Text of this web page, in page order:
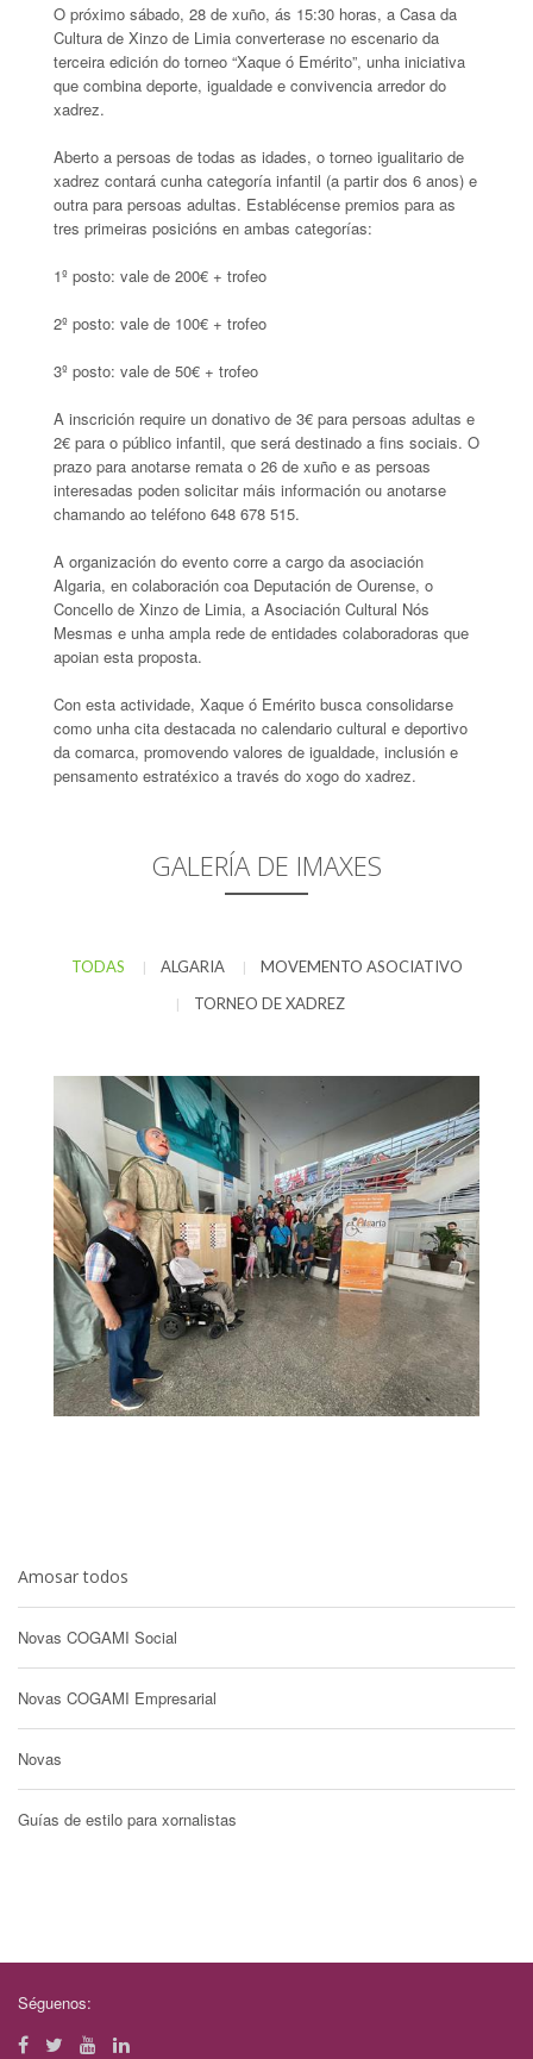
O próximo sábado, 28 de xuño, ás 15:30 horas, a Casa da
Cultura de Xinzo de Limia converterase no escenario da
terceira edición do torneo “Xaque ó Emérito”, unha iniciativa
que combina deporte, igualdade e convivencia arredor do
xadrez.
Aberto a persoas de todas as idades, o torneo igualitario de
xadrez contará cunha categoría infantil (a partir dos 6 anos) e
outra para persoas adultas. Establécense premios para as
tres primeiras posicións en ambas categorías:
1º posto: vale de 200€ + trofeo
2º posto: vale de 100€ + trofeo
3º posto: vale de 50€ + trofeo
A inscrición require un donativo de 3€ para persoas adultas e
2€ para o público infantil, que será destinado a fins sociais. O
prazo para anotarse remata o 26 de xuño e as persoas
interesadas poden solicitar máis información ou anotarse
chamando ao teléfono 648 678 515.
A organización do evento corre a cargo da asociación
Algaria, en colaboración coa Deputación de Ourense, o
Concello de Xinzo de Limia, a Asociación Cultural Nós
Mesmas e unha ampla rede de entidades colaboradoras que
apoian esta proposta.
Con esta actividade, Xaque ó Emérito busca consolidarse
como unha cita destacada no calendario cultural e deportivo
da comarca, promovendo valores de igualdade, inclusión e
pensamento estratéxico a través do xogo do xadrez.
GALERÍA DE IMAXES
TODAS | ALGARIA | MOVEMENTO ASOCIATIVO
| TORNEO DE XADREZ
Amosar todos
Novas COGAMI Social
Novas COGAMI Empresarial
Novas
Guías de estilo para xornalistas
Séguenos: